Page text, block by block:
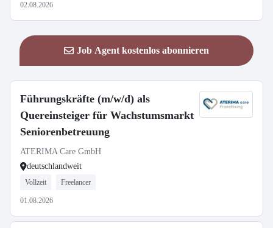
02.08.2026
Job Agent kostenlos abonnieren
Führungskräfte (m/w/d) als
Quereinsteiger für Wachstumsmarkt
Seniorenbetreuung
ATERIMA Care GmbH
deutschlandweit
Vollzeit Freelancer
01.08.2026